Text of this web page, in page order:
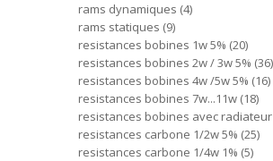
rams dynamiques 4
rams statiques 9
resistances bobines 1w 5% 20
resistances bobines 2w / 3w 5% 36
resistances bobines 4w /5w 5% 16
resistances bobines 7w...11w 18
resistances bobines avec radiateur
resistances carbone 1/2w 5% 25
resistances carbone 1/4w 1% 5